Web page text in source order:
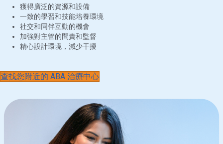
獲得廣泛的資源和設備
一致的學習和技能培養環境
社交和同伴互動的機會
加強對主管的問責和監督
精心設計環境，減少干擾
查找您附近的 ABA 治療中心